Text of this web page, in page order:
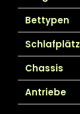
Bettypen
Chassis
Antriebe